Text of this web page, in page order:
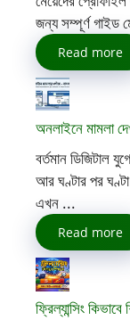
জন্য সম্পূর্ণ গাইড
Read more
অনলাইনে মামলা
বর্তমান ডিজিটাল
আর ঘণ্টার পর
এখন ...
Read more
ফ্রিল্যান্সিং